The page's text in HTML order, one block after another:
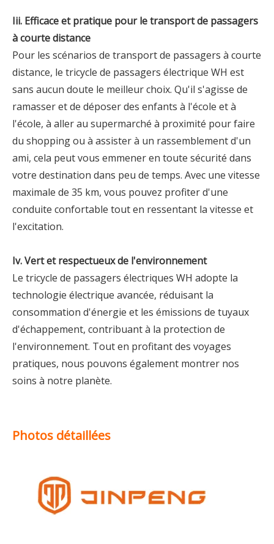
Iii. Efficace et pratique pour le transport de passagers
à courte distance
Pour les scénarios de transport de passagers à courte
distance, le tricycle de passagers électrique WH est
sans aucun doute le meilleur choix. Qu'il s'agisse de
ramasser et de déposer des enfants à l'école et à
l'école, à aller au supermarché à proximité pour faire
du shopping ou à assister à un rassemblement d'un
ami, cela peut vous emmener en toute sécurité dans
votre destination dans peu de temps. Avec une vitesse
maximale de 35 km, vous pouvez profiter d'une
conduite confortable tout en ressentant la vitesse et
l'excitation.
Iv. Vert et respectueux de l'environnement
Le tricycle de passagers électriques WH adopte la
technologie électrique avancée, réduisant la
consommation d'énergie et les émissions de tuyaux
d'échappement, contribuant à la protection de
l'environnement. Tout en profitant des voyages
pratiques, nous pouvons également montrer nos
soins à notre planète.
Photos détaillées